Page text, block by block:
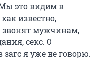
это видим в
известно,
мужчинам,
секс. О
я уже не говорю.